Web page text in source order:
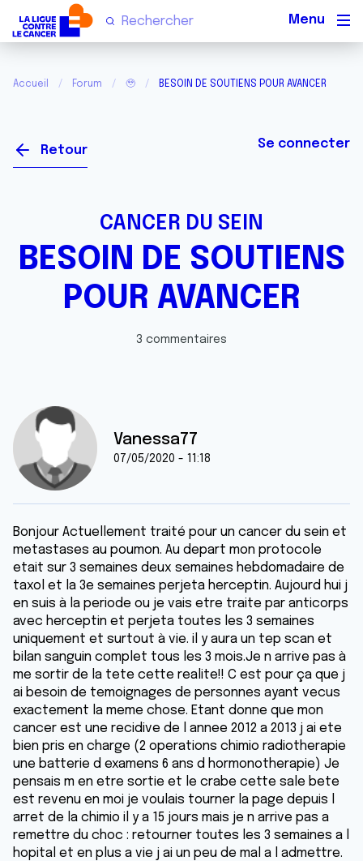
Accueil Forum 🥹 BESOIN DE SOUTIENS POUR AVANCER
Retour Se connecter
CANCER DU SEIN
BESOIN DE SOUTIENS
POUR AVANCER
3 commentaires
Vanessa77
07/05/2020 - 11:18
Bonjour Actuellement traité pour un cancer du sein et
metastases au poumon. Au depart mon protocole
etait sur 3 semaines deux semaines hebdomadaire de
taxol et la 3e semaines perjeta herceptin. Aujourd hui j
en suis à la periode ou je vais etre traite par anticorps
avec herceptin et perjeta toutes les 3 semaines
uniquement et surtout à vie. il y aura un tep scan et
bilan sanguin complet tous les 3 mois.Je n arrive pas à
me sortir de la tete cette realite!! C est pour ça que j
ai besoin de temoignages de personnes ayant vecus
exactement la meme chose. Etant donne que mon
cancer est une recidive de l annee 2012 a 2013 j ai ete
bien pris en charge (2 operations chimio radiotherapie
une batterie d examens 6 ans d hormonotherapie) Je
pensais m en etre sortie et le crabe cette sale bete
est revenu en moi je voulais tourner la page depuis l
arret de la chimio il y a 15 jours mais je n arrive pas a
remettre du choc : retourner toutes les 3 semaines a l
hopital et en plus a vie j ai un peu de mal a l admettre.